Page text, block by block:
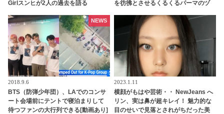
Girlスンヒが2人の過去を語る
を彷彿とさせるくるくるパーマのヅ
続く伝説のステージが更新
2018.9.6
BTS（防弾少年団）、LAでのコンサ
ート会場前にテントで寝泊まりして
待つファンの大行列できる[動画あり]
NEWS
2023.1.11
横顔がもはや芸術・・ NewJeans へ
リン、実は鼻が超キレイ！ 魅力的な
目のせいで見落とされがちだった美